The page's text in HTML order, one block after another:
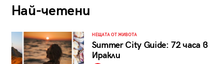
Най-четени
НЕЩАТА ОТ ЖИВОТА
Summer City Guide: 72 часа в
Иракли